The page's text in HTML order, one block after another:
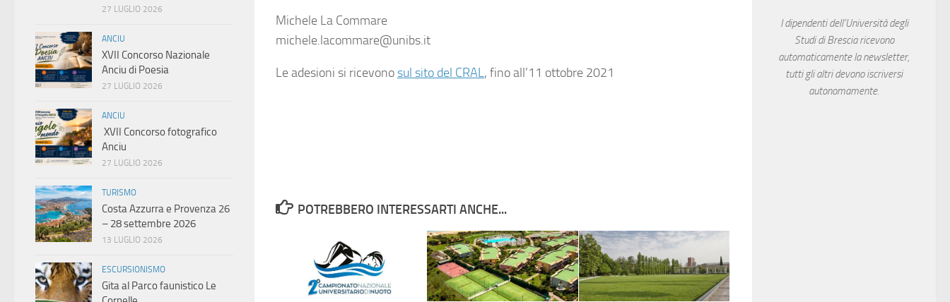
Michele La Commare
michele.lacommare@unibs.it
Le adesioni si ricevono sul sito del CRAL, fino all’11 ottobre 2021
POTREBBERO INTERESSARTI ANCHE...
27 LUGLIO 2026
ANCIU
XVII Concorso Nazionale
Anciu di Poesia
27 LUGLIO 2026
ANCIU
XVII Concorso fotografico
Anciu
27 LUGLIO 2026
TURISMO
Costa Azzurra e Provenza 26
– 28 settembre 2026
13 LUGLIO 2026
ESCURSIONISMO
Gita al Parco faunistico Le
I dipendenti dell'Università degli
Studi di Brescia ricevono
automaticamente la newsletter,
tutti gli altri devono iscriversi
autonomamente.